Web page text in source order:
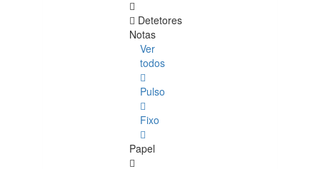
Detetores
Notas
Ver
todos
Pulso
Fixo
Papel